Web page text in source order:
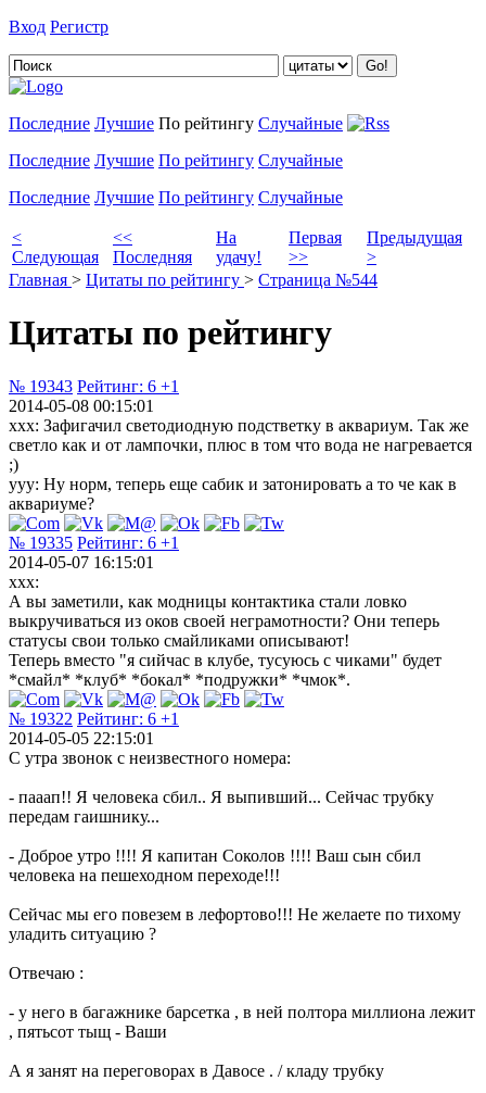
Вход Регистр
Последние Лучшие По рейтингу Случайные
Последние Лучшие По рейтингу Случайные
Последние Лучшие По рейтингу Случайные
<
Следующая
<<
Последняя
На
удачу!
Первая
>>
Предыдущая
>
Главная > Цитаты по рейтингу > Страница №544
Цитаты по рейтингу
№ 19343 Рейтинг: 6 +1
2014-05-08 00:15:01
xxx: Зафигачил светодиодную подстветку в аквариум. Так же
светло как и от лампочки, плюс в том что вода не нагревается
;)
yyy: Ну норм, теперь еще сабик и затонировать а то че как в
аквариуме?
№ 19335 Рейтинг: 6 +1
2014-05-07 16:15:01
xxx:
А вы заметили, как модницы контактика стали ловко
выкручиваться из оков своей неграмотности? Они теперь
статусы свои только смайликами описывают!
Теперь вместо "я сийчас в клубе, тусуюсь с чиками" будет
*смайл* *клуб* *бокал* *подружки* *чмок*.
№ 19322 Рейтинг: 6 +1
2014-05-05 22:15:01
С утра звонок с неизвестного номера:
- пааап!! Я человека сбил.. Я выпивший... Сейчас трубку
передам гаишнику...
- Доброе утро !!!! Я капитан Соколов !!!! Ваш сын сбил
человека на пешеходном переходе!!!
Сейчас мы его повезем в лефортово!!! Не желаете по тихому
уладить ситуацию ?
Отвечаю :
- у него в багажнике барсетка , в ней полтора миллиона лежит
, пятьсот тыщ - Ваши
А я занят на переговорах в Давосе . / кладу трубку